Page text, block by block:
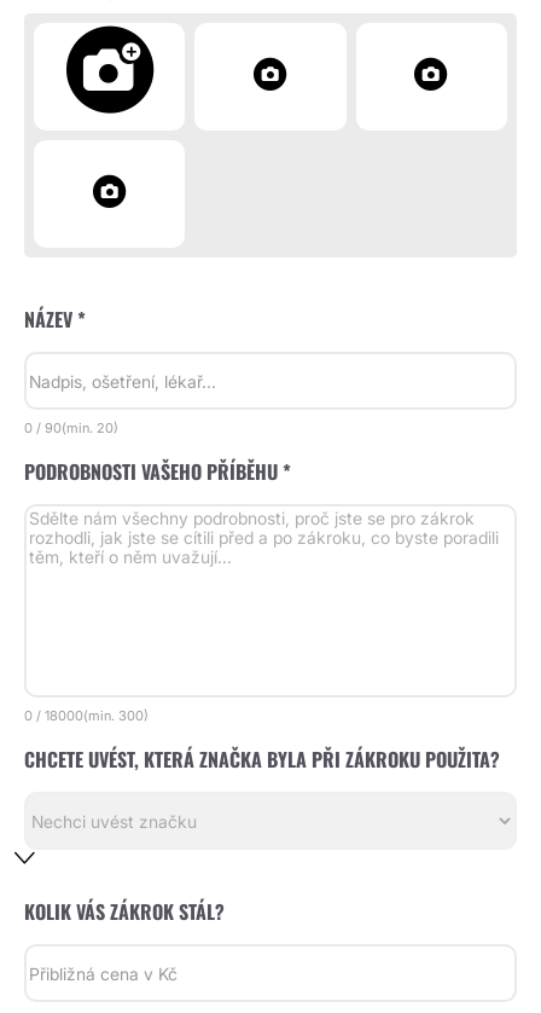
NÁZEV *
0 / 90(min. 20)
PODROBNOSTI VAŠEHO PŘÍBĚHU *
0 / 18000(min. 300)
CHCETE UVÉST, KTERÁ ZNAČKA BYLA PŘI ZÁKROKU POUŽITA?
KOLIK VÁS ZÁKROK STÁL?